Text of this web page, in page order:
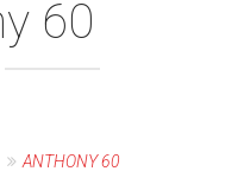
60
ANTHONY 60